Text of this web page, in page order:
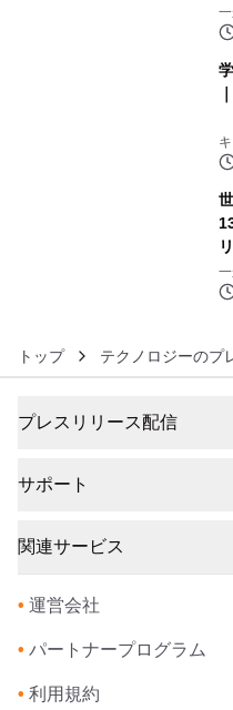
トップ テクノロジーのプ
プレスリリース配信
サポート
関連サービス
• 運営会社
• パートナープログラム
• 利用規約